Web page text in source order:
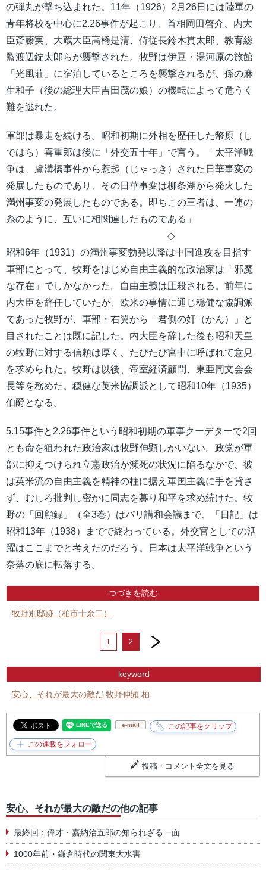
の弾丸が撃ち込まれた。11年（1926）2月26日には陸軍の
青年将校を中心に2.26事件が起こり、首相岡田啓介、内大
臣斎藤実、大蔵大臣高橋是清、侍従長鈴木貫太郎、教育総
監渡辺錠太郎らが襲撃された。牧野は伊豆・湯河原の旅館
「光風荘」に宿泊しているところを襲撃されるが、孫の麻
生和子（後の総理大臣吉田茂の娘）の機転によって危うく
難を逃れた。
軍部は暴走を続ける。昭和初期に外相を歴任した幣原（し
ではら）喜重郎は後に「外交五十年」で言う。「太平洋戦
争は、盧溝橋事件から惹起（じゃっき）された日華事変の
発展したものであり、その日華事変は柳条湖から発火した
満州事変の発展したものである。即ちこの三者は、一連の
糸のように、互いに相関連したものである」
◇
昭和6年（1931）の満州事変勃発以降は中国進攻を目指す
軍部にとって、牧野をはじめ自由主義的な政治家は「邪魔
な存在」でしかなかった。自由主義は圧殺される。前年に
内大臣を辞任していたが、欧米の事情に通じ穏健な協調派
であった牧野が、軍部・右翼から「君側の奸（かん）」と
目されたことは既に記した。内大臣を辞した後も昭和天皇
の牧野に対する信頼は厚く、たびたび宮中に呼ばれて意見
を求められた。牧野は以後、帝室経済顧問、東亜同文会会
長等を務めた。穏健な英米協調派として昭和10年（1935）
伯爵となる。
5.15事件と2.26事件という昭和初期の軍事クーデターで2回
とも命を狙われた政治家は牧野伸顕しかいない。政党が軍
部に抑えつけられ立憲政治が瀕死の状況に陥るなかで、彼
は英米流の自由主義を精神の柱に据え軍国主義に手を貸さ
ず、むしろ批判し密かに同志を募り和平を求め続けた。牧
野の「回顧録」（全3巻）はパリ講和会議まで、「日記」は
昭和13年（1938）までで終わっている。外交官としての活
躍はここまでと考えたのだろう。日本は太平洋戦争という
奈落の底に転落する。
つづきを読む
牧野別邸跡（柏市十余二）
1 2
next
keyword
安心、それが最大の敵だ 牧野伸顕 柏
e-mail
投稿・コメント全文を見る
安心、それが最大の敵だの他の記事
最終回：偉才・嘉納治五郎の知られざる一面
1000年前・鎌倉時代の関東大水害